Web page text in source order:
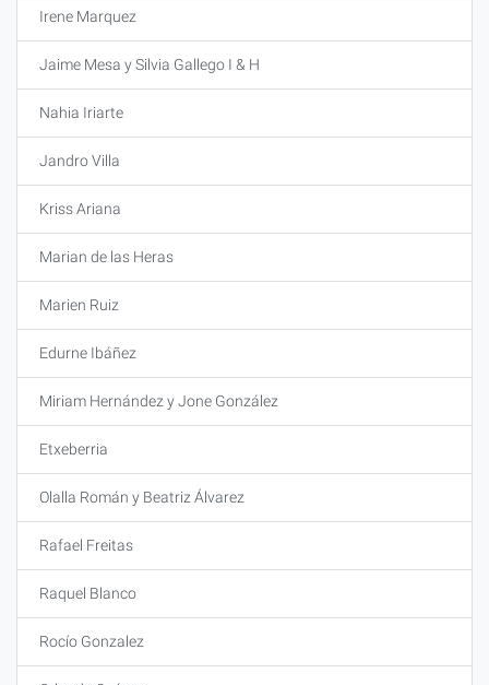
Irene Marquez
Jaime Mesa y Silvia Gallego I & H
Nahia Iriarte
Jandro Villa
Kriss Ariana
Marian de las Heras
Marien Ruiz
Edurne Ibáñez
Miriam Hernández y Jone González
Etxeberria
Olalla Román y Beatriz Álvarez
Rafael Freitas
Raquel Blanco
Rocío Gonzalez